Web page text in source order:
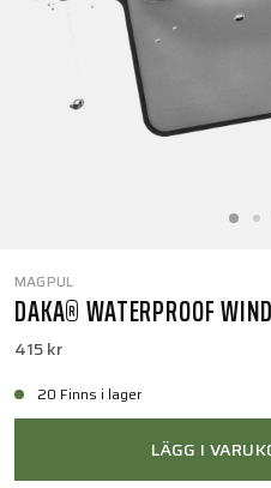
MAGPUL
DAKA® WATERPROOF
415 kr
20 Finns i lager
LÄGG I